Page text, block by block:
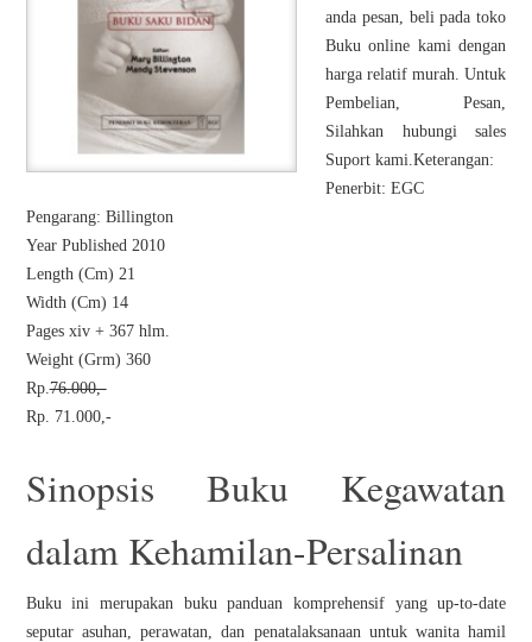
anda pesan, beli pada toko
Buku online kami dengan
harga relatif murah. Untuk
Pembelian, Pesan,
Silahkan hubungi sales
Suport kami.Keterangan:
Penerbit: EGC
Pengarang: Billington
Year Published 2010
Length (Cm) 21
Width (Cm) 14
Pages xiv + 367 hlm.
Weight (Grm) 360
Rp.76.000,-
Rp. 71.000,-
Sinopsis Buku Kegawatan
dalam Kehamilan-Persalinan
Buku ini merupakan buku panduan komprehensif yang up-to-date
seputar asuhan, perawatan, dan penatalaksanaan untuk wanita hamil